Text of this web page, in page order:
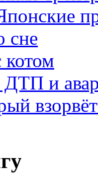
сне
котом
и